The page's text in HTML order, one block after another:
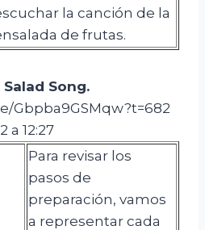
la canción de la
de frutas.
Salad Song.
Gbpba9GSMqw?t=682
a 12:27
Para revisar los
pasos de
preparación, vamos
a representar cada